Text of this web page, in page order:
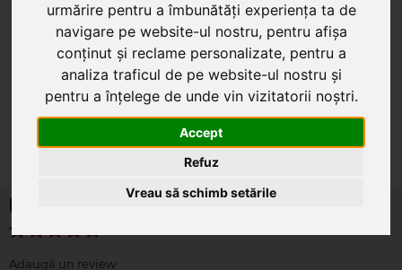
urmărire pentru a îmbunătăți experiența ta de
navigare pe website-ul nostru, pentru afișa
conținut și reclame personalizate, pentru a
analiza traficul de pe website-ul nostru și
pentru a înțelege de unde vin vizitatorii noștri.
Accept
Refuz
Vreau să schimb setările
Garoafe din flori artificiale